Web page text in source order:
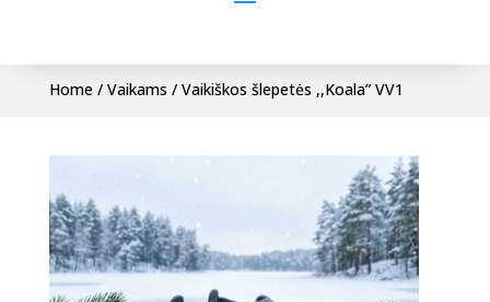
Home/ Vaikams / Vaikiškos šlepetės ,,Koala” VV1